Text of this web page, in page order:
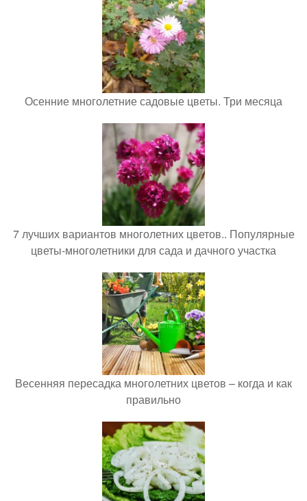
Осенние многолетние садовые цветы. Три месяца
7 лучших вариантов многолетних цветов.. Популярные
цветы-многолетники для сада и дачного участка
Весенняя пересадка многолетних цветов – когда и как
правильно